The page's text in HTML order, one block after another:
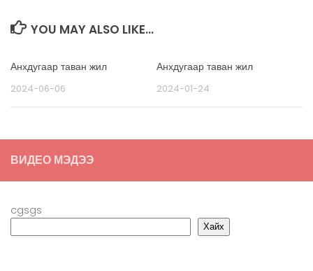
YOU MAY ALSO LIKE...
Анхдугаар таван жил
2024-06-06
Анхдугаар таван жил
2024-01-24
ВИДЕО МЭДЭЭ
cgsgs
Хайх